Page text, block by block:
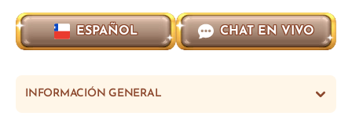
ESPAÑOL CHAT EN VIVO
INFORMACIÓN GENERAL